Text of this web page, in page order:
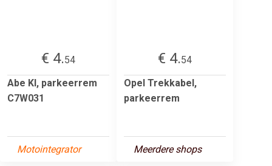
€ 4.54
Abe Kl, parkeerrem
C7W031
Motointegrator
€ 4.54
Opel Trekkabel,
parkeerrem
Meerdere shops